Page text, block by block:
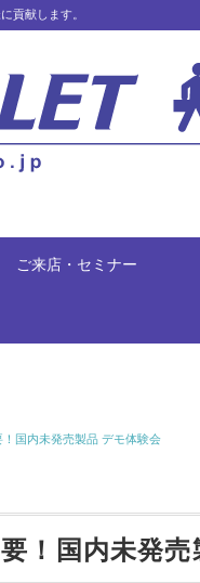
貢献します。
ご来店・セミナー
国内未発売製品 デモ体験会
！国内未発